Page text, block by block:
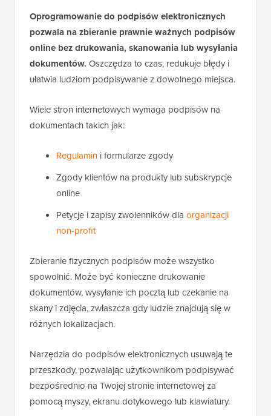
Oprogramowanie do podpisów elektronicznych
pozwala na zbieranie prawnie ważnych podpisów
online bez drukowania, skanowania lub wysyłania
dokumentów. Oszczędza to czas, redukuje błędy i
ułatwia ludziom podpisywanie z dowolnego miejsca.
Wiele stron internetowych wymaga podpisów na
dokumentach takich jak:
Regulamin i formularze zgody
Zgody klientów na produkty lub subskrypcje
online
Petycje i zapisy zwolenników dla organizacji
non-profit
Zbieranie fizycznych podpisów może wszystko
spowolnić. Może być konieczne drukowanie
dokumentów, wysyłanie ich pocztą lub czekanie na
skany i zdjęcia, zwłaszcza gdy ludzie znajdują się w
różnych lokalizacjach.
Narzędzia do podpisów elektronicznych usuwają te
przeszkody, pozwalając użytkownikom podpisywać
bezpośrednio na Twojej stronie internetowej za
pomocą myszy, ekranu dotykowego lub klawiatury.